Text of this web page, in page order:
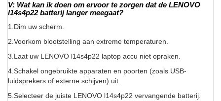
V: Wat kan ik doen om ervoor te zorgen dat de LENOVO
l14s4p22 batterij langer meegaat?
1.Dim uw scherm.
2.Voorkom blootstelling aan extreme temperaturen.
3.Laat uw LENOVO l14s4p22 laptop accu niet opraken.
4.Schakel ongebruikte apparaten en poorten (zoals USB-
luidsprekers of externe schijven) uit.
5.Selecteer de juiste LENOVO l14s4p22 vervangende batterij.